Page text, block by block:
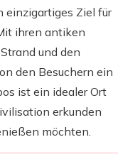
einzigartiges Ziel für
ihren antiken
und den
den Besuchern ein
ist ein idealer Ort
erkunden
möchten.